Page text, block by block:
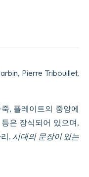
Pierre Tribouillet,
, 플레이트의 중앙에
은 장식되어 있으며,
. 시대의 문장이 있는